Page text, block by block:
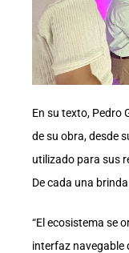
En su texto, Pedro
de su obra, desde
utilizado para sus
De cada una
“El ecosistema se
interfaz navegable